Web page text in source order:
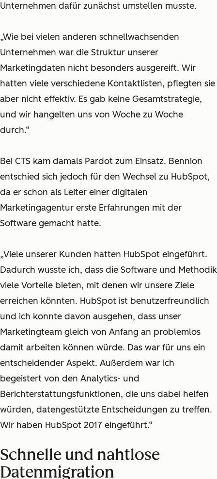
Unternehmen dafür zunächst umstellen musste.
„Wie bei vielen anderen schnellwachsenden
Unternehmen war die Struktur unserer
Marketingdaten nicht besonders ausgereift. Wir
hatten viele verschiedene Kontaktlisten, pflegten sie
aber nicht effektiv. Es gab keine Gesamtstrategie,
und wir hangelten uns von Woche zu Woche
durch.“
Bei CTS kam damals Pardot zum Einsatz. Bennion
entschied sich jedoch für den Wechsel zu HubSpot,
da er schon als Leiter einer digitalen
Marketingagentur erste Erfahrungen mit der
Software gemacht hatte.
„Viele unserer Kunden hatten HubSpot eingeführt.
Dadurch wusste ich, dass die Software und Methodik
viele Vorteile bieten, mit denen wir unsere Ziele
erreichen könnten. HubSpot ist benutzerfreundlich
und ich konnte davon ausgehen, dass unser
Marketingteam gleich von Anfang an problemlos
damit arbeiten können würde. Das war für uns ein
entscheidender Aspekt. Außerdem war ich
begeistert von den Analytics- und
Berichterstattungsfunktionen, die uns dabei helfen
würden, datengestützte Entscheidungen zu treffen.
Wir haben HubSpot 2017 eingeführt.“
Schnelle und nahtlose
Datenmigration